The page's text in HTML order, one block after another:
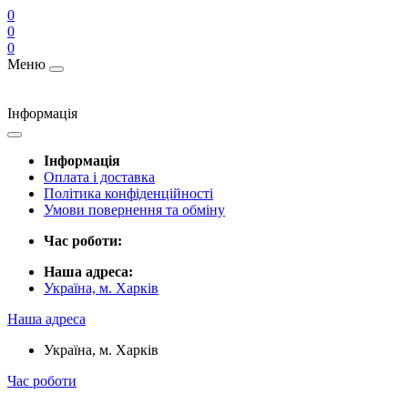
0
0
0
Меню
Інформація
Інформація
Оплата і доставка
Політика конфіденційності
Умови повернення та обміну
Час роботи:
Наша адреса:
Україна, м. Харків
Наша адреса
Україна, м. Харків
Час роботи